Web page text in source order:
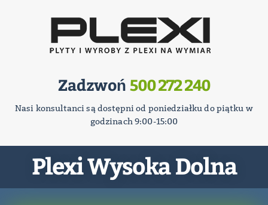
Zadzwoń 500 272 240
Nasi konsultanci są dostępni od poniedziałku do piątku w
godzinach 9:00-15:00
Plexi Wysoka Dolna